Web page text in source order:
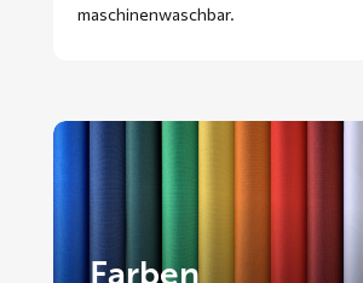
maschinenwaschbar.
Farben